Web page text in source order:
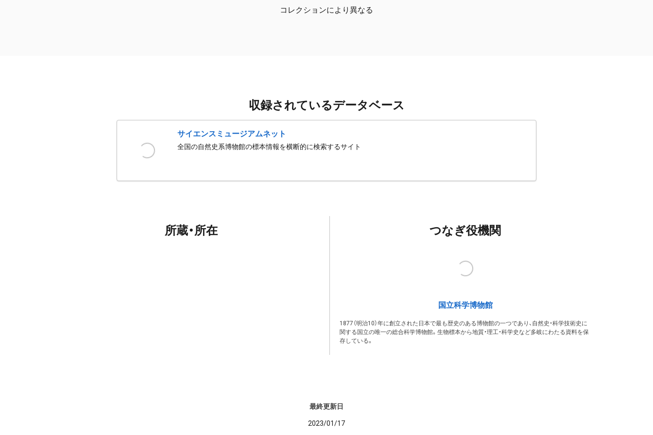
コレクションにより異なる
収録されているデータベース
サイエンスミュージアムネット
全国の自然史系博物館の標本情報を横断的に検索するサイト
所蔵・所在 つなぎ役機関
国立科学博物館
1877（明治10）年に創立された日本で最も歴史のある博物館の一つであり、自然史・科学技術史に
関する国立の唯一の総合科学博物館。生物標本から地質・理工・科学史など多岐にわたる資料を保
存している。
最終更新日
2023/01/17